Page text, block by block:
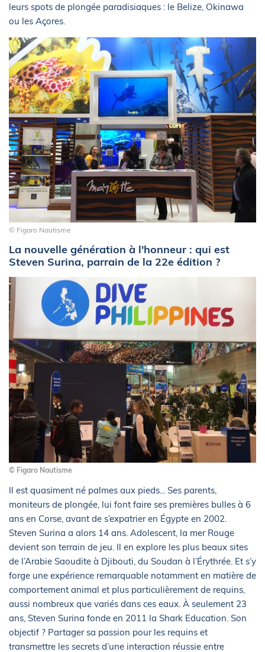
leurs spots de plongée paradisiaques : le Belize, Okinawa
ou les Açores.
© Figaro Nautisme
La nouvelle génération à l'honneur : qui est
Steven Surina, parrain de la 22e édition ?
© Figaro Nautisme
Il est quasiment né palmes aux pieds... Ses parents,
moniteurs de plongée, lui font faire ses premières bulles à 6
ans en Corse, avant de s’expatrier en Égypte en 2002.
Steven Surina a alors 14 ans. Adolescent, la mer Rouge
devient son terrain de jeu. Il en explore les plus beaux sites
de l’Arabie Saoudite à Djibouti, du Soudan à l’Érythrée. Et s’y
forge une expérience remarquable notamment en matière de
comportement animal et plus particulièrement de requins,
aussi nombreux que variés dans ces eaux. À seulement 23
ans, Steven Surina fonde en 2011 la Shark Education. Son
objectif ? Partager sa passion pour les requins et
transmettre les secrets d’une interaction réussie entre